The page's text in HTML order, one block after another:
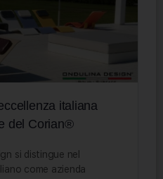
italiana
del Corian®
si distingue nel
come azienda